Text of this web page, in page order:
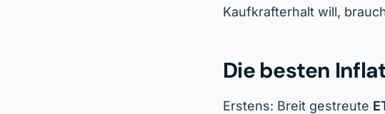
Kaufkrafterhalt will,
Die besten
Erstens: Breit gestreute